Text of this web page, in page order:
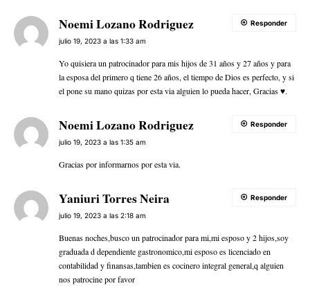
Noemi Lozano Rodriguez
julio 19, 2023 a las 1:33 am
Yo quisiera un patrocinador para mis hijos de 31 años y 27 años y para
la esposa del primero q tiene 26 años, el tiempo de Dios es perfecto, y si
el pone su mano quizas por esta via alguien lo pueda hacer, Gracias ♥.
Responder
Noemi Lozano Rodriguez
julio 19, 2023 a las 1:35 am
Gracias por informarnos por esta via.
Responder
Yaniuri Torres Neira
julio 19, 2023 a las 2:18 am
Buenas noches,busco un patrocinador para mi,mi esposo y 2 hijos,soy
graduada d dependiente gastronomico,mi esposo es licenciado en
contabilidad y finansas,tambien es cocinero integral general,q alguien
nos patrocine por favor
Responder